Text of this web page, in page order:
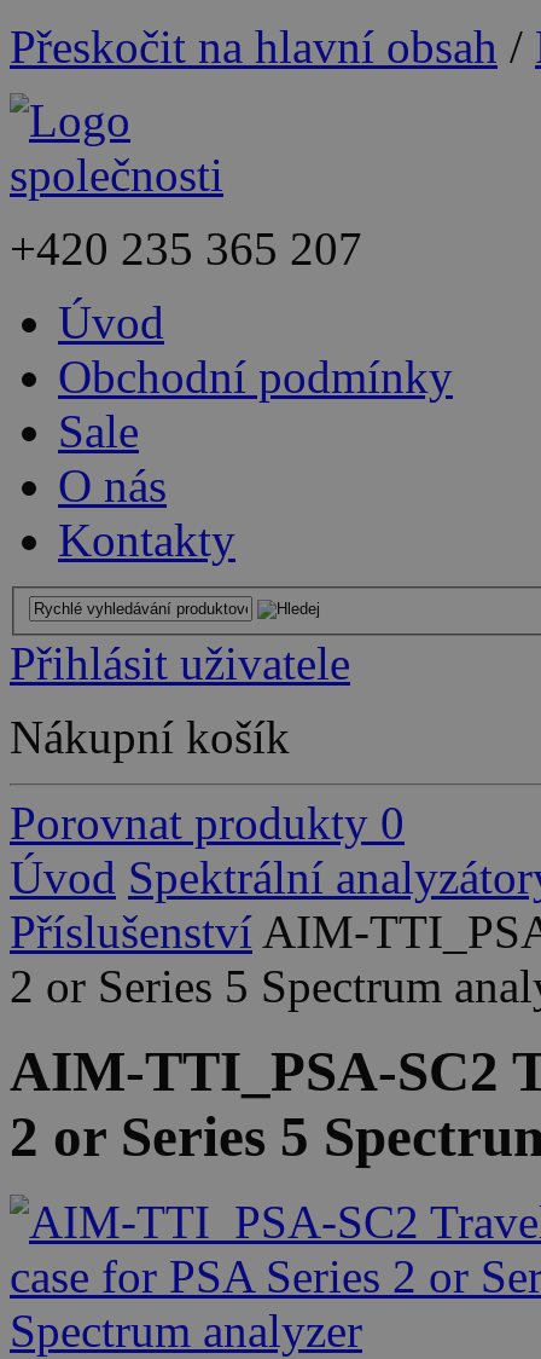
Přeskočit na hlavní obsah /
+420 235 365 207
Úvod
Obchodní podmínky
Sale
O nás
Kontakty
Přihlásit uživatele
Nákupní košík
Porovnat produkty 0
Úvod Spektrální
Příslušenství AIM-
2 or Series 5 Spectrum
AIM-TTI_PSA-SC2
2 or Series 5